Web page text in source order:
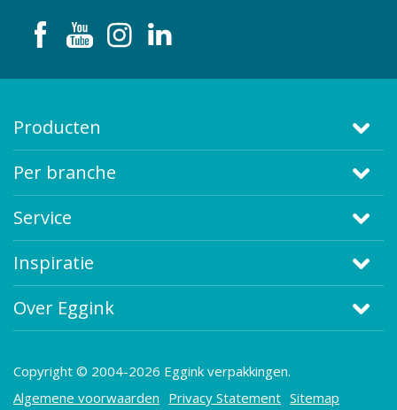
Producten
Per branche
Service
Inspiratie
Over Eggink
Copyright © 2004-2026 Eggink verpakkingen.
Algemene voorwaarden Privacy Statement Sitemap